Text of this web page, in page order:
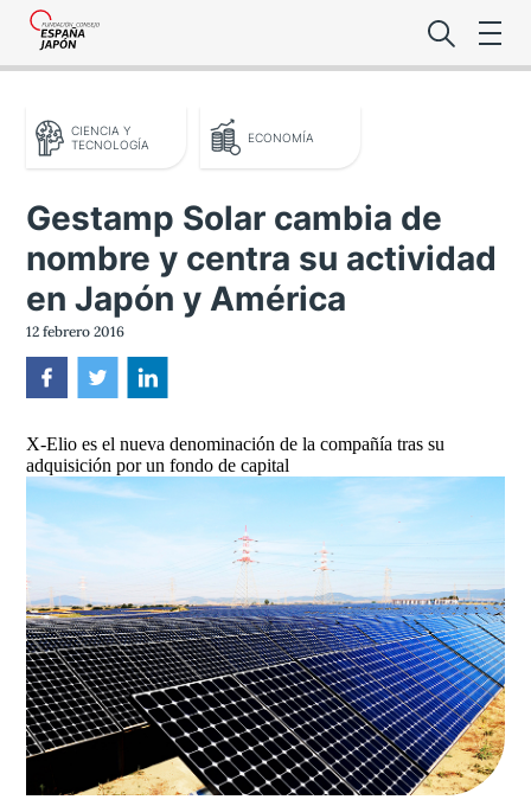
Lo último de la
Noticias
Aviso legal
de privacidad
Contacta
CIENCIA Y
TECNOLOGÍA
ECONOMÍA
Gestamp Solar cambia de
nombre y centra su actividad
en Japón y América
12 febrero 2016
X-Elio es el nueva denominación de la compañía tras su
adquisición por un fondo de capital